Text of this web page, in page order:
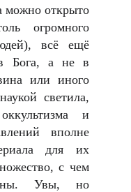
можно открыто
огромного
всё ещё
Бога, а не в
или иного
светила,
и
вполне
для их
с чем
Увы, но